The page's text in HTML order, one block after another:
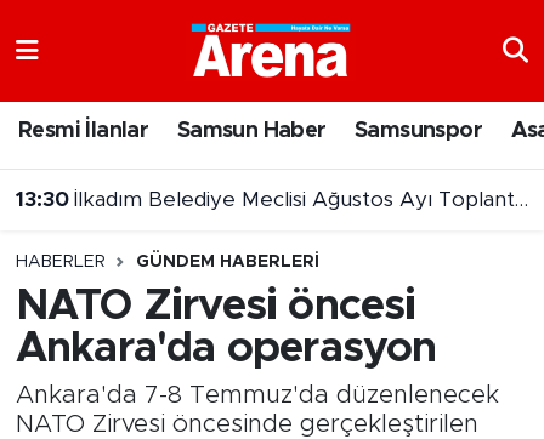
Resmi İlanlar Samsun Haber Samsunspor
13:30 İlkadım Belediye Meclisi Ağustos Ayı Toplantısı tamamlandı
12:57 Canlı tavuk yüklü tır Havza Viyadüğü'nde kamyona çarptı
HABERLER GÜNDEM HABERLERI
NATO Zirvesi öncesi
Ankara'da operasyon
Ankara'da 7-8 Temmuz'da düzenlenecek
NATO Zirvesi öncesinde gerçekleştirilen
Samsun Namaz Vakitleri
Süper Lig Puan Durumu ve Fikstür
Tüm Manşetler